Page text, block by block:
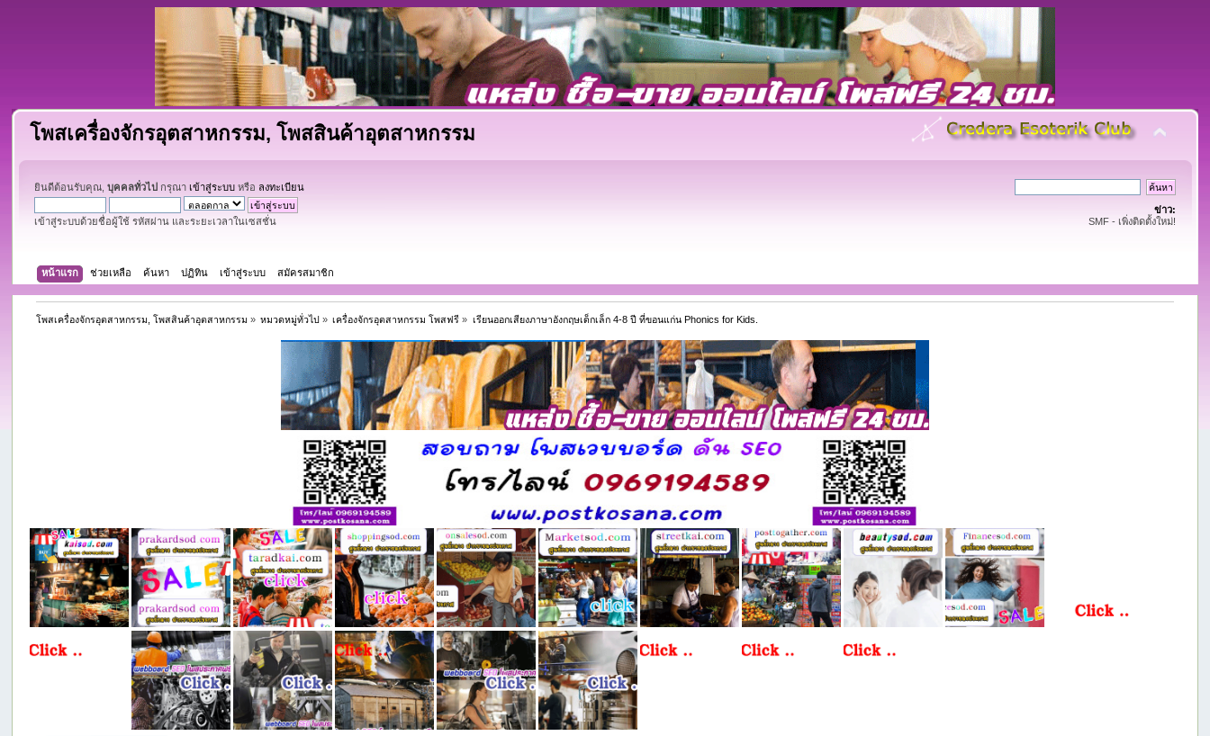
โพสเครื่องจักรอุตสาหกรรม, โพสสินค้าอุตสาหกรรม
ยินดีต้อนรับคุณ,บุคคลทั่วไป กรุณา เข้าสู่ระบบ หรือ ลงทะเบียน
เข้าสู่ระบบด้วยชื่อผู้ใช้ รหัสผ่าน และระยะเวลาในเซสชั่น
ข่าว:
SMF - เพิ่งติดตั้งใหม่!
หน้าแรก ช่วยเหลือ ค้นหา ปฏิทิน เข้าสู่ระบบ สมัครสมาชิก
โพสเครื่องจักรอุตสาหกรรม, โพสสินค้าอุตสาหกรรม » หมวดหมู่ทั่วไป » เครื่องจักรอุตสาหกรรม โพสฟรี » เรียนออกเสียงภาษาอังกฤษเด็กเล็ก 4-8 ปี ที่ขอนแก่น Phonics for Kids.